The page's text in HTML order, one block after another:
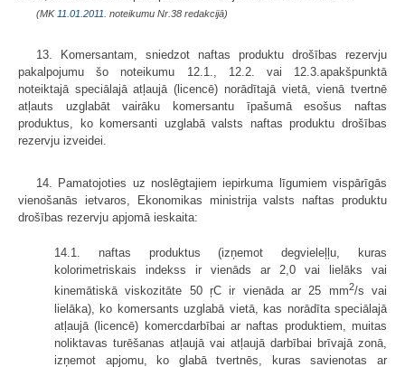
(MK 11.01.2011. noteikumu Nr.38 redakcijā)
13. Komersantam, sniedzot naftas produktu drošības rezervju
pakalpojumu šo noteikumu 12.1., 12.2. vai 12.3.apakšpunktā
noteiktajā speciālajā atļaujā (licencē) norādītajā vietā, vienā tvertnē
atļauts uzglabāt vairāku komersantu īpašumā esošus naftas
produktus, ko komersanti uzglabā valsts naftas produktu drošības
rezervju izveidei.
14. Pamatojoties uz noslēgtajiem iepirkuma līgumiem vispārīgās
vienošanās ietvaros, Ekonomikas ministrija valsts naftas produktu
drošības rezervju apjomā ieskaita:
14.1. naftas produktus (izņemot degvieleļļu, kuras
kolorimetriskais indekss ir vienāds ar 2,0 vai lielāks vai
kinemātiskā viskozitāte 50 ŗC ir vienāda ar 25 mm2/s vai
lielāka), ko komersants uzglabā vietā, kas norādīta speciālajā
atļaujā (licencē) komercdarbībai ar naftas produktiem, muitas
noliktavas turēšanas atļaujā vai atļaujā darbībai brīvajā zonā,
izņemot apjomu, ko glabā tvertnēs, kuras savienotas ar